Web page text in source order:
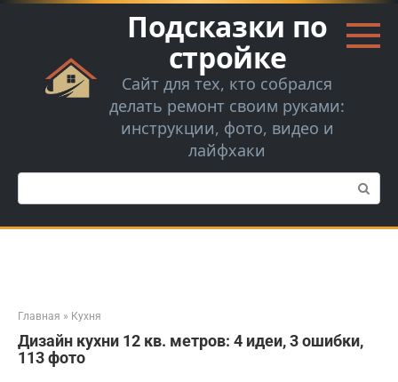
Перейти
Подсказки по
стройке
Сайт для тех, кто собрался
делать ремонт своим руками:
инструкции, фото, видео и
лайфхаки
Поиск:
Главная » Кухня
Дизайн кухни 12 кв. метров: 4 идеи, 3 ошибки,
113 фото